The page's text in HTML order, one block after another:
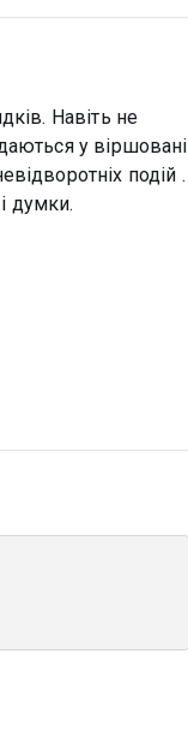
Навіть не
у віршовані
подій .
думки.